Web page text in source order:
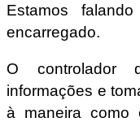
Estamos
encarregado.
O controlador
informações e
à maneira como